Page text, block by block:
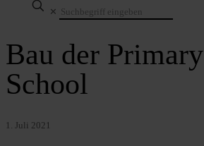
✕
Bau der Primary
School
1. Juli 2021